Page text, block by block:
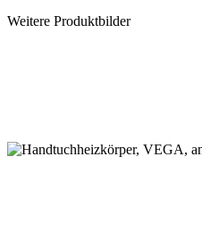
Weitere Produktbilder